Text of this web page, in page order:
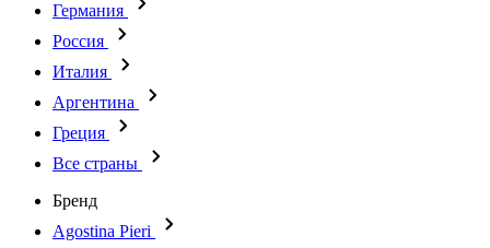
Германия
Россия
Италия
Аргентина
Греция
Все страны
Бренд
Agostina Pieri